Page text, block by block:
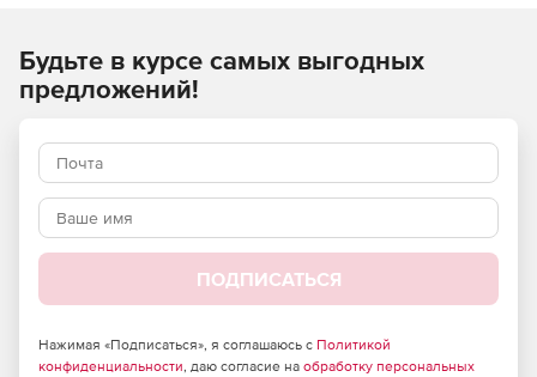
дминистрирование баз данных.
Будьте в курсе самых выгодных
предложений!
ПОДПИСАТЬСЯ
Нажимая «Подписаться», я соглашаюсь с Политикой
конфиденциальности, даю согласие на обработку персональных